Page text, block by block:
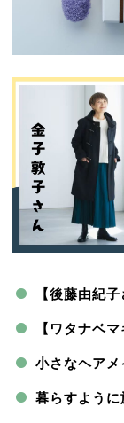
【後藤由紀
【ワタナベ
小さなヘアメ
暮らすよう